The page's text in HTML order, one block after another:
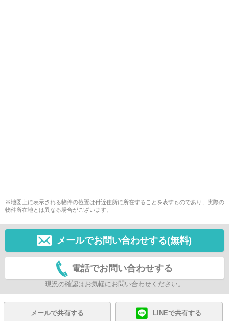
※地図上に表示される物件の位置は付近住所に所在することを表すものであり、実際の
物件所在地とは異なる場合がございます。
メールでお問い合わせする(無料)
電話でお問い合わせする
現況の確認はお気軽にお問い合わせください。
メールで共有する LINEで共有する